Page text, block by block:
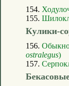
154.
155.
Кулики-
156.
ostralegus)
157.